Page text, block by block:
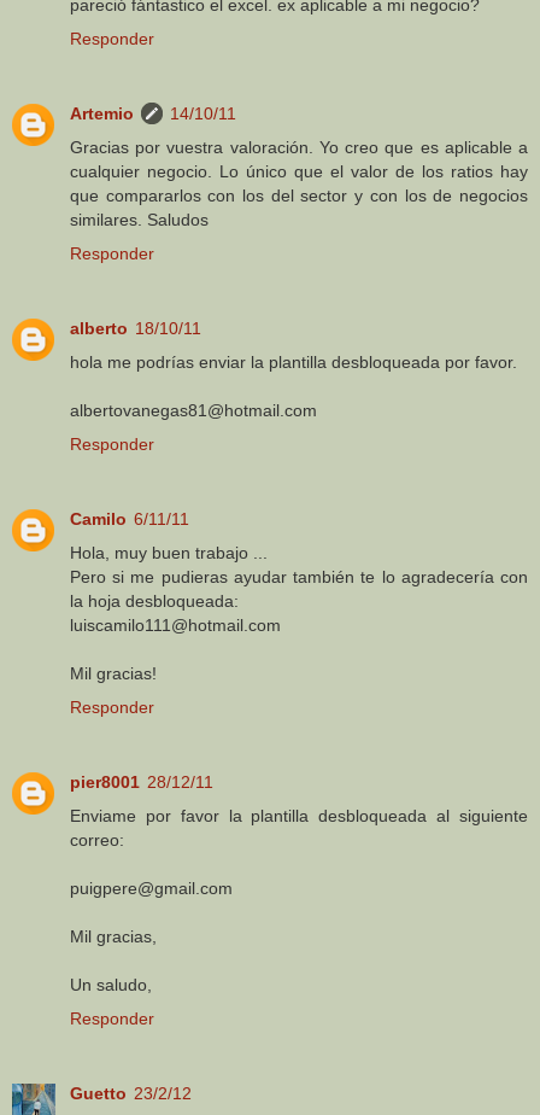
pareció fántastico el excel. ex aplicable a mi negocio?
Responder
Artemio
14/10/11
Gracias por vuestra valoración. Yo creo que es aplicable a
cualquier negocio. Lo único que el valor de los ratios hay
que compararlos con los del sector y con los de negocios
similares. Saludos
Responder
alberto 18/10/11
hola me podrías enviar la plantilla desbloqueada por favor.
albertovanegas81@hotmail.com
Responder
Camilo 6/11/11
Hola, muy buen trabajo ...
Pero si me pudieras ayudar también te lo agradecería con
la hoja desbloqueada:
luiscamilo111@hotmail.com
Mil gracias!
Responder
pier8001 28/12/11
Enviame por favor la plantilla desbloqueada al siguiente
correo:
puigpere@gmail.com
Mil gracias,
Un saludo,
Responder
Guetto 23/2/12